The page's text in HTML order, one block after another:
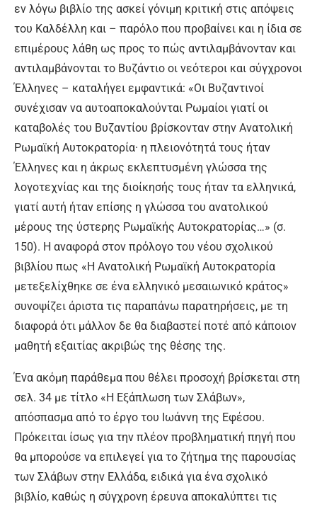
εν λόγω βιβλίο της ασκεί γόνιμη κριτική στις απόψεις
του Καλδέλλη και – παρόλο που προβαίνει και η ίδια σε
επιμέρους λάθη ως προς το πώς αντιλαμβάνονταν και
αντιλαμβάνονται το Βυζάντιο οι νεότεροι και σύγχρονοι
Έλληνες – καταλήγει εμφαντικά: «Οι Βυζαντινοί
συνέχισαν να αυτοαποκαλούνται Ρωμαίοι γιατί οι
καταβολές του Βυζαντίου βρίσκονταν στην Ανατολική
Ρωμαϊκή Αυτοκρατορία· η πλειονότητά τους ήταν
Έλληνες και η άκρως εκλεπτυσμένη γλώσσα της
λογοτεχνίας και της διοίκησής τους ήταν τα ελληνικά,
γιατί αυτή ήταν επίσης η γλώσσα του ανατολικού
μέρους της ύστερης Ρωμαϊκής Αυτοκρατορίας…» (σ.
150). Η αναφορά στον πρόλογο του νέου σχολικού
βιβλίου πως «Η Ανατολική Ρωμαϊκή Αυτοκρατορία
μετεξελίχθηκε σε ένα ελληνικό μεσαιωνικό κράτος»
συνοψίζει άριστα τις παραπάνω παρατηρήσεις, με τη
διαφορά ότι μάλλον δε θα διαβαστεί ποτέ από κάποιον
μαθητή εξαιτίας ακριβώς της θέσης της.
Ένα ακόμη παράθεμα που θέλει προσοχή βρίσκεται στη
σελ. 34 με τίτλο «Η Εξάπλωση των Σλάβων»,
απόσπασμα από το έργο του Ιωάννη της Εφέσου.
Πρόκειται ίσως για την πλέον προβληματική πηγή που
θα μπορούσε να επιλεγεί για το ζήτημα της παρουσίας
των Σλάβων στην Ελλάδα, ειδικά για ένα σχολικό
βιβλίο, καθώς η σύγχρονη έρευνα αποκαλύπτει τις